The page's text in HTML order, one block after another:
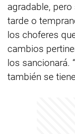
agradable,
tarde o
los choferes
cambios
los sancionará.
también se